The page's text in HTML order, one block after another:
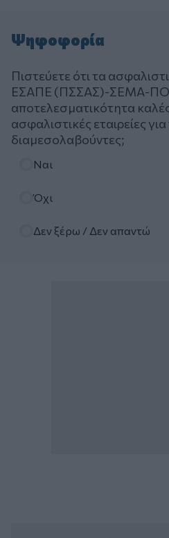
Ψηφοφορία
Πιστεύετε ότι τα
ΕΣΑΠΕ (ΠΣΣΑΣ)-ΣΕΜΑ-
αποτελεσματικότητα
ασφαλιστικές εταιρείες
διαμεσολαβούντες;
Ναι
Όχι
Δεν ξέρω / Δεν απαντώ